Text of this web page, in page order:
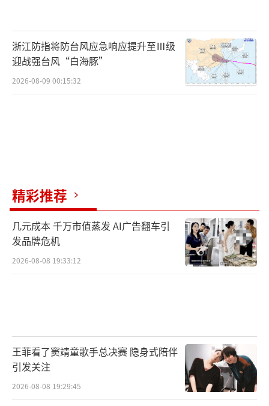
浙江防指将防台风应急响应提升至Ⅲ级
迎战强台风“白海豚”
2026-08-09 00:15:32
精彩推荐
几元成本 千万市值蒸发 AI广告翻车引
发品牌危机
2026-08-08 19:33:12
王菲看了窦靖童歌手总决赛 隐身式陪伴
引发关注
2026-08-08 19:29:45